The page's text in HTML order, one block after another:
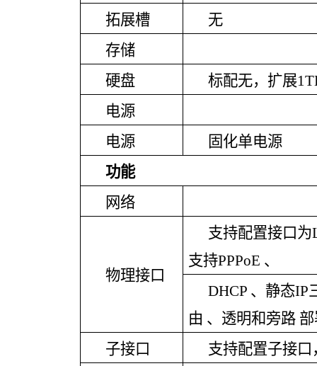
拓展槽
无
存储
硬盘
标配无，扩展
电源
电源
固化单电源
功能
网络
物理接口
支持配置接口为
支持PPPoE 、
DHCP 、静态IP
由 、透明和旁路
子接口
支持配置子接口